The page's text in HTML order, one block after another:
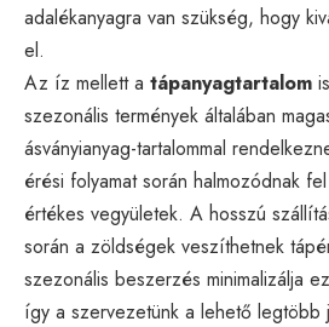
adalékanyagra van szükség, hogy
el.
Az íz mellett a tápanyagtartalom
szezonális termények általában
ásványianyag-tartalommal
érési folyamat során halmozódnak
értékes vegyületek. A hosszú
során a zöldségek veszíthetnek
szezonális beszerzés minimalizálja
így a szervezetünk a lehető legtöbb